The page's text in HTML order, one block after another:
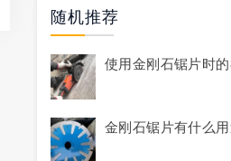
随机推荐
使用金刚石锯片时
金刚石锯片有什么用